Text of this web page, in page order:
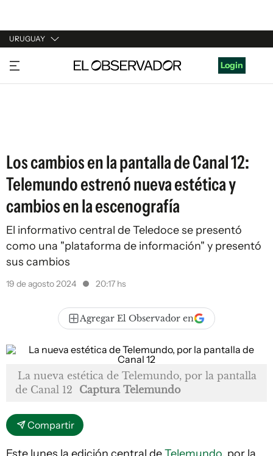
URUGUAY
URUGUAY
ARGENTINA
Login
Los cambios en la pantalla de Canal 12:
Telemundo estrenó nueva estética y
cambios en la escenografía
El informativo central de Teledoce se presentó
como una "plataforma de información" y presentó
sus cambios
19 de agosto 2024 20:17 hs
Agregar El Observador en
La nueva estética de Telemundo, por la pantalla
de Canal 12
Captura Telemundo
Compartir